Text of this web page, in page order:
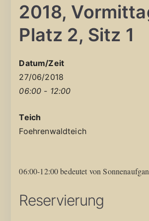
2018,
Platz 2, Sitz 1
Datum/Zeit
27/06/2018
06:00 - 12:00
Teich
Foehrenwaldteich
06:00-12:00 bedeutet von
Reservierung